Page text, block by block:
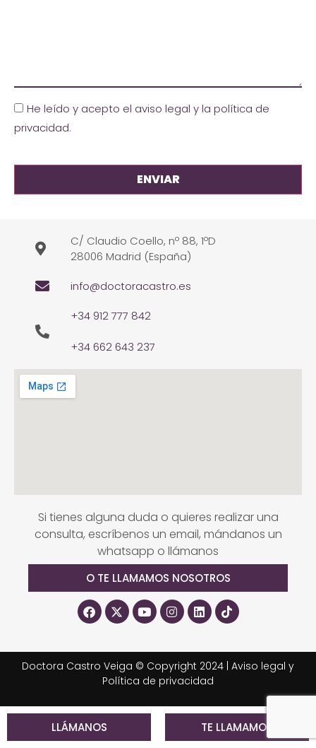
He leído y acepto el aviso legal y la política de
privacidad.
Si tienes alguna duda o quieres realizar una
consulta, escríbenos un email, mándanos un
whatsapp o llámanos
O TE LLAMAMOS NOSOTROS
C/ Claudio Coello, nº 88, 1ºD
28006 Madrid (España)
info@doctoracastro.es
+34 912 777 842
+34 662 643 237
Doctora Castro Veiga © Copyright 2024 | Aviso legal y
Política de privacidad
LLÁMANOS TE LLAMAMOS